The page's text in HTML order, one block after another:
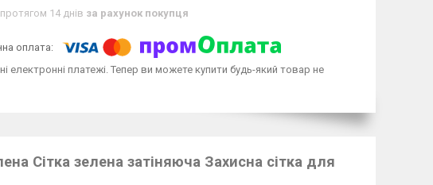
14 днів за рахунок покупця
електронні платежі. Тепер ви можете купити будь-який товар не
Сітка зелена затіняюча Захисна сітка для